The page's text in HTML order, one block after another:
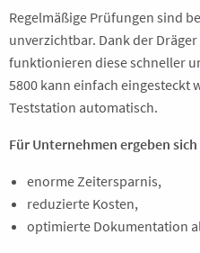
Regelmäßige Prüfungen sind
unverzichtbar. Dank der Dräger
funktionieren diese schneller
5800 kann einfach eingesteckt
Teststation automatisch.
Für Unternehmen ergeben
enorme Zeitersparnis,
reduzierte Kosten,
optimierte Dokumentation